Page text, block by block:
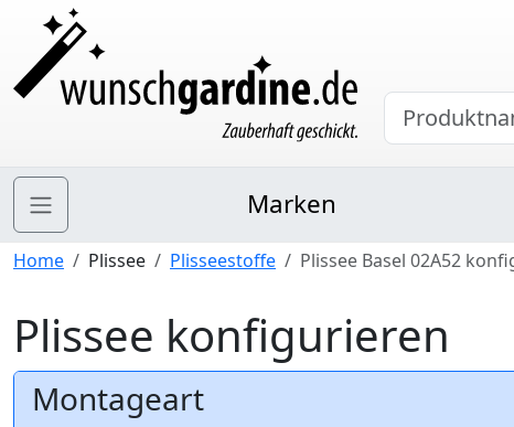
Marken
Home Plissee Plisseestoffe Plissee Basel 02A52
Plissee konfigurieren
Montageart